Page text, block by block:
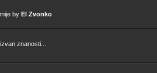
by El Zvonko
znanosti...